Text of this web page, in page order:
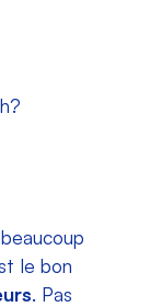
le bon
. Pas